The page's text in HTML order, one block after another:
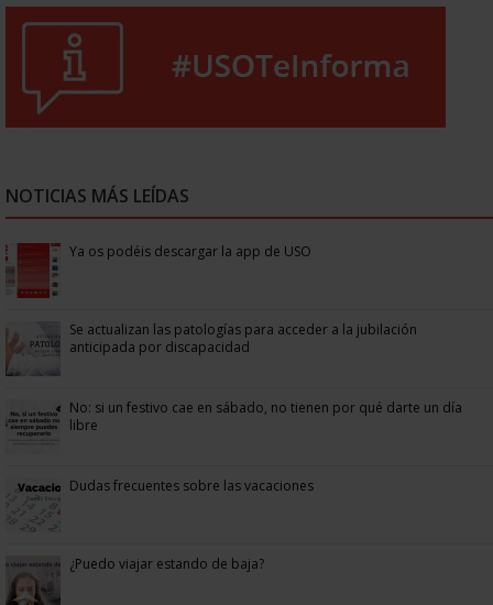
NOTICIAS MÁS LEÍDAS
Ya os podéis descargar la app de USO
Se actualizan las patologías para acceder a la jubilación
anticipada por discapacidad
No: si un festivo cae en sábado, no tienen por qué darte un día
libre
Dudas frecuentes sobre las vacaciones
¿Puedo viajar estando de baja?